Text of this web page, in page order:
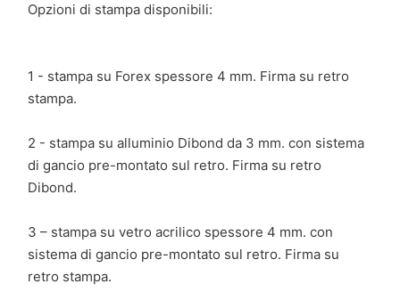
Opzioni di stampa disponibili:
1 - stampa su Forex spessore 4 mm. Firma su retro
stampa.
2 - stampa su alluminio Dibond da 3 mm. con sistema
di gancio pre-montato sul retro. Firma su retro
Dibond.
3 – stampa su vetro acrilico spessore 4 mm. con
sistema di gancio pre-montato sul retro. Firma su
retro stampa.